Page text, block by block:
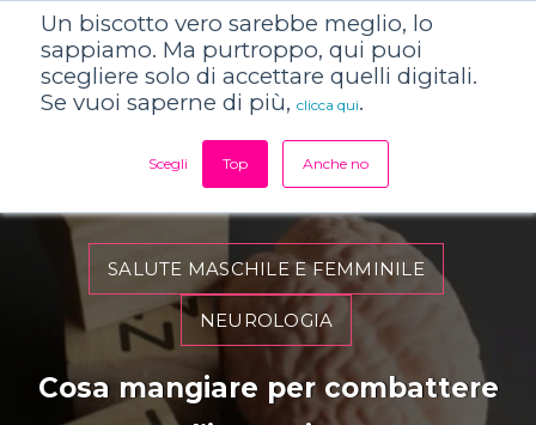
Un biscotto vero sarebbe meglio, lo
sappiamo. Ma purtroppo, qui puoi
scegliere solo di accettare quelli digitali.
Se vuoi saperne di più, clicca qui.
Scegli Top Anche no
SALUTE MASCHILE E FEMMINILE
NEUROLOGIA
Cosa mangiare per combattere